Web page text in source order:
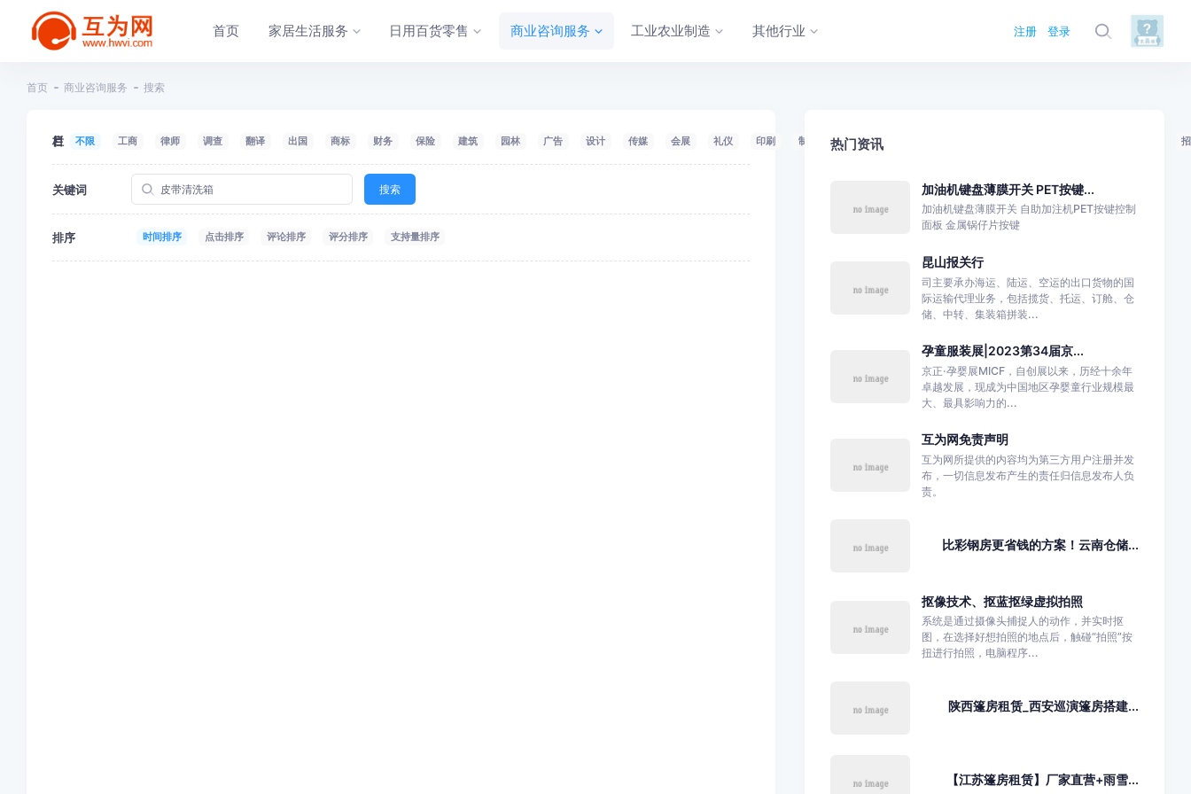
首页 家居生活服务 日用百货零售 商业咨询服务 工业农业制造 其他行业 注册 登录
首页 商业咨询服务 搜索
栏目 不限 工商 律师 调查 翻译 出国 商标 财务 保险 建筑 园林 广告 设计 传媒 会展 礼仪 印刷 制卡 招牌
关键词 搜索
排序 时间排序 点击排序 评论排序 评分排序 支持量排序
热门资讯
加油机键盘薄膜开关 PET按键...
加油机键盘薄膜开关 自助加注机PET按键控制
面板 金属锅仔片按键
昆山报关行
司主要承办海运、陆运、空运的出口货物的国
际运输代理业务，包括揽货、托运、订舱、仓
储、中转、集装箱拼装...
孕童服装展|2023第34届京...
京正·孕婴展MICF，自创展以来，历经十余年
卓越发展，现成为中国地区孕婴童行业规模最
大、最具影响力的...
互为网免责声明
互为网所提供的内容均为第三方用户注册并发
布，一切信息发布产生的责任归信息发布人负
责。
比彩钢房更省钱的方案！云南仓储...
抠像技术、抠蓝抠绿虚拟拍照
系统是通过摄像头捕捉人的动作，并实时抠
图，在选择好想拍照的地点后，触碰“拍照”按
扭进行拍照，电脑程序...
陕西篷房租赁_西安巡演篷房搭建...
【江苏篷房租赁】厂家直营+雨雪...